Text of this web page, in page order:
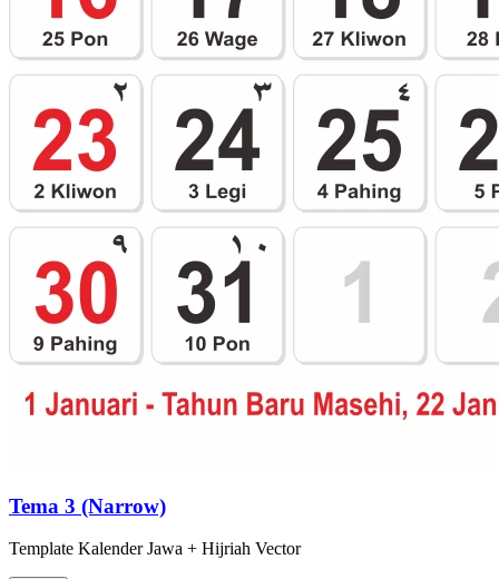
Tema 3 (Narrow)
Template Kalender Jawa + Hijriah Vector